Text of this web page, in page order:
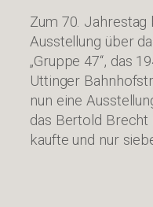
Zum 70.
Ausstellung über
„Gruppe 47“, das
Uttinger
nun eine
das Bertold
kaufte und nur